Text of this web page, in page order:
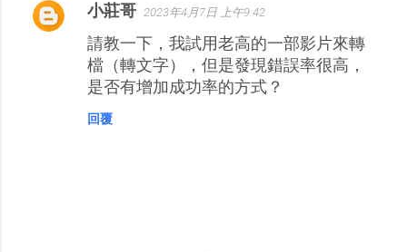
小莊哥 2023年4月7日 上午9:42
請教一下，我試用老高的一部影片來轉
檔（轉文字），但是發現錯誤率很高，
是否有增加成功率的方式？
回覆